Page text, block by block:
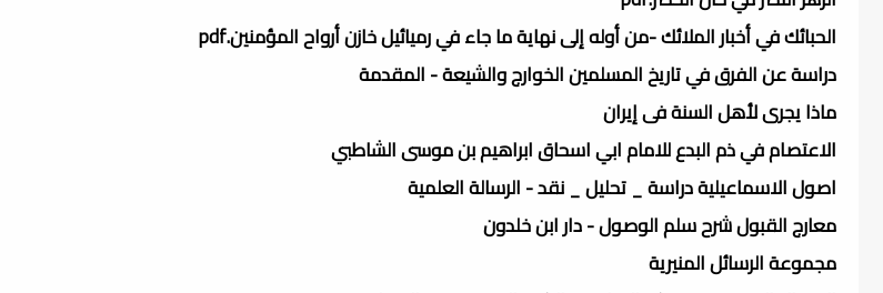
الحبائك في أخبار الملائك -من أوله إلى نهاية ما جاء في رميائيل خازن أرواح المؤمنين.pdf
دراسة عن الفرق في تاريخ المسلمين الخوارج والشيعة - المقدمة
ماذا يجرى لأهل السنة فى إيران
الاعتصام في ذم البدع للامام ابي اسحاق ابراهيم بن موسى الشاطبي
اصول الاسماعيلية دراسة _ تحليل _ نقد - الرسالة العلمية
معارج القبول شرح سلم الوصول - دار ابن خلدون
مجموعة الرسائل المنيرية